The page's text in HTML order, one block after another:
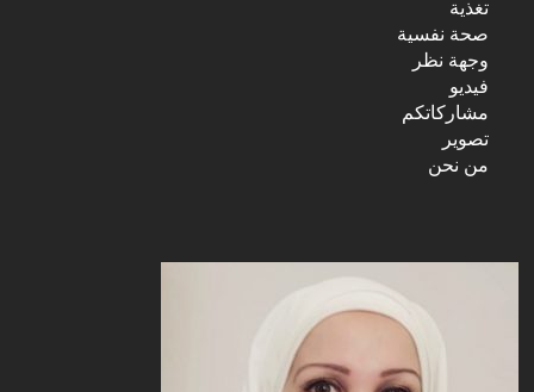
تغذية
صحة نفسية
وجهة نظر
فيديو
مشاركاتكم
تصوير
من نحن